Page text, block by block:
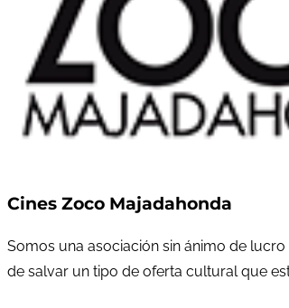
Cines Zoco Majadahonda
Somos una asociación sin ánimo de
de salvar un tipo de oferta cultural que